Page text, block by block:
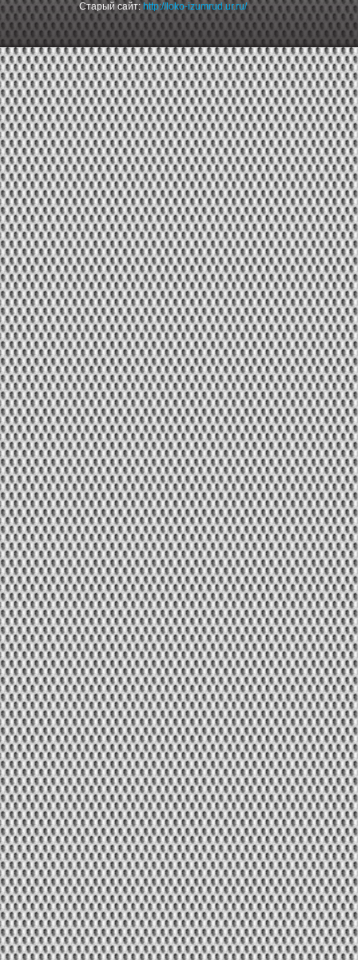
Старый сайт:http://loko-izumrud.ur.ru/